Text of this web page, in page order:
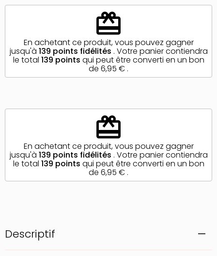
Descriptif
redeem
En achetant ce produit, vous pouvez gagner
jusqu'à 139 points fidélités . Votre panier contiendra
le total 139 points qui peut être converti en un bon
de 6,95 € .
redeem
En achetant ce produit, vous pouvez gagner
jusqu'à 139 points fidélités . Votre panier contiendra
le total 139 points qui peut être converti en un bon
de 6,95 € .